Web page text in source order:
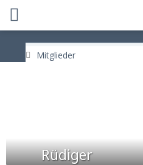
Mitglieder
Rüdiger